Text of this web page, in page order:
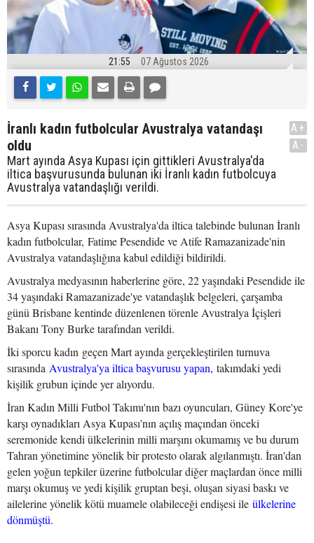
21:55 07 Ağustos 2026
İranlı kadın futbolcular Avustralya vatandaşı
oldu
Mart ayında Asya Kupası için gittikleri Avustralya'da
iltica başvurusunda bulunan iki İranlı kadın futbolcuya
Avustralya vatandaşlığı verildi.
A+
A-
Asya Kupası sırasında Avustralya'da iltica talebinde bulunan İranlı
kadın futbolcular, Fatime Pesendide ve Atife Ramazanizade'nin
Avustralya vatandaşlığına kabul edildiği bildirildi.
Avustralya medyasının haberlerine göre, 22 yaşındaki Pesendide ile
34 yaşındaki Ramazanizade'ye vatandaşlık belgeleri, çarşamba
günü Brisbane kentinde düzenlenen törenle Avustralya İçişleri
Bakanı Tony Burke tarafından verildi.
İki sporcu kadın geçen Mart ayında gerçekleştirilen turnuva
sırasında Avustralya'ya iltica başvurusu yapan, takımdaki yedi
kişilik grubun içinde yer alıyordu.
İran Kadın Milli Futbol Takımı'nın bazı oyuncuları, Güney Kore'ye
karşı oynadıkları Asya Kupası'nın açılış maçından önceki
seremonide kendi ülkelerinin milli marşını okumamış ve bu durum
Tahran yönetimine yönelik bir protesto olarak algılanmıştı. İran'dan
gelen yoğun tepkiler üzerine futbolcular diğer maçlardan önce milli
marşı okumuş ve yedi kişilik gruptan beşi, oluşan siyasi baskı ve
ailelerine yönelik kötü muamele olabileceği endişesi ile ülkelerine
dönmüştü.